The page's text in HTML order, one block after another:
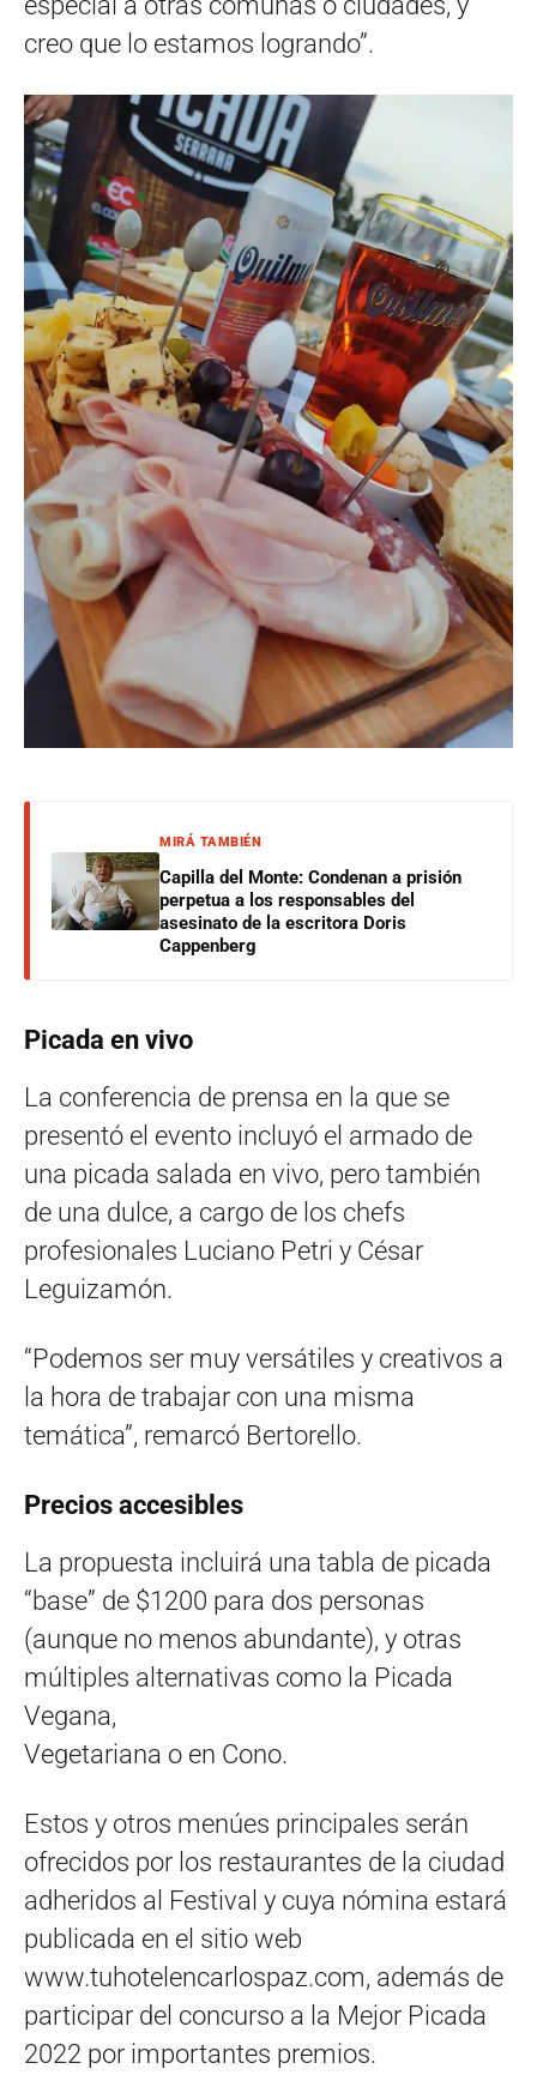
creo que lo estamos logrando”.
MIRÁ TAMBIÉN
Capilla del Monte: Condenan a prisión
perpetua a los responsables del
asesinato de la escritora Doris
Cappenberg
Picada en vivo
La conferencia de prensa en la que se
presentó el evento incluyó el armado de
una picada salada en vivo, pero también
de una dulce, a cargo de los chefs
profesionales Luciano Petri y César
Leguizamón.
“Podemos ser muy versátiles y creativos a
la hora de trabajar con una misma
temática”, remarcó Bertorello.
Precios accesibles
La propuesta incluirá una tabla de picada
“base” de $1200 para dos personas
(aunque no menos abundante), y otras
múltiples alternativas como la Picada
Vegana,
Vegetariana o en Cono.
Estos y otros menúes principales serán
ofrecidos por los restaurantes de la ciudad
adheridos al Festival y cuya nómina estará
publicada en el sitio web
www.tuhotelencarlospaz.com, además de
participar del concurso a la Mejor Picada
2022 por importantes premios.